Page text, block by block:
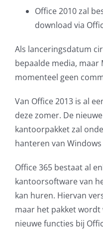
Office 2010 zal
download via
Als lanceringsdatum
bepaalde media,
momenteel geen
Van Office 2013 is al
deze zomer. De
kantoorpakket zal
hanteren van Windows
Office 365 bestaat al
kantoorsoftware van
kan huren. Hiervan
maar het pakket
nieuwe functies bij